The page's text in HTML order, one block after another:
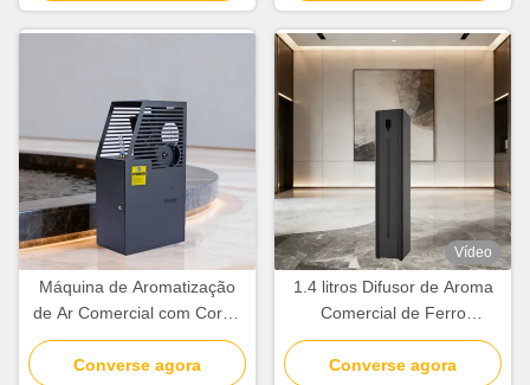
Máquina de Aromatização
de Ar Comercial com Corpo
de Aço e Cobertura de
5000cbm e Capacidade de
Converse agora
Vídeo
1.4 litros Difusor de Aroma
Comercial de Ferro
Capacidade de Óleo de
1400ml Difusor de Aroma
Converse agora